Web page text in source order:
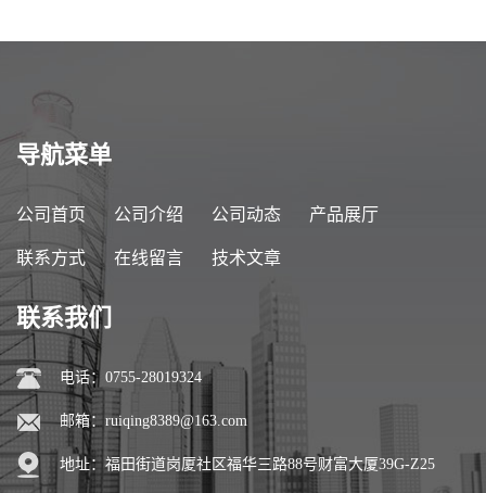
导航菜单
公司首页 公司介绍 公司动态 产品展厅
联系方式 在线留言 技术文章
联系我们
电话：0755-28019324
邮箱： ruiqing8389@163.com
地址：福田街道岗厦社区福华三路88号财富大厦39G-Z25